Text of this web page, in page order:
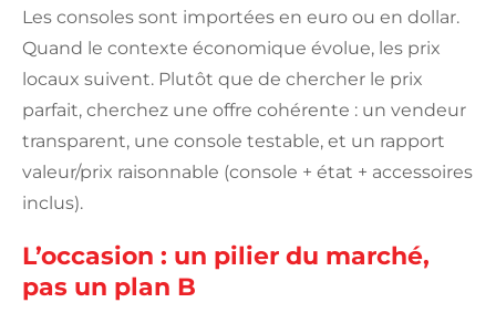
Les consoles sont importées en euro ou en dollar.
Quand le contexte économique évolue, les prix
locaux suivent. Plutôt que de chercher le prix
parfait, cherchez une offre cohérente : un vendeur
transparent, une console testable, et un rapport
valeur/prix raisonnable (console + état + accessoires
inclus).
L’occasion : un pilier du marché,
pas un plan B